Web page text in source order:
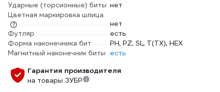
Ударные (торсионные) биты нет
Цветная маркировка шлица
нет
Футляр
есть
Форма наконечника бит
PH, PZ, SL, T(TX), HEX
Магнитный наконечник биты
есть
Гарантия производителя
на товары ЗУБР